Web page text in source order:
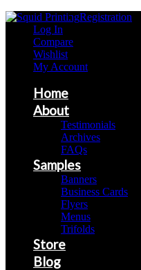
Registration
Log In
Compare
Wishlist
My Account
Home
About
Testimonials
Archives
FAQs
Samples
Banners
Business Cards
Flyers
Menus
Trifolds
Store
Blog